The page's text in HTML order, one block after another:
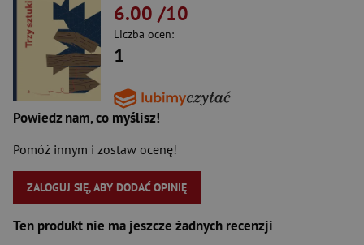
6.00 /10
Liczba ocen:
1
Powiedz nam, co myślisz!
Pomóż innym i zostaw ocenę!
ZALOGUJ SIĘ, ABY DODAĆ OPINIĘ
Ten produkt nie ma jeszcze żadnych recenzji